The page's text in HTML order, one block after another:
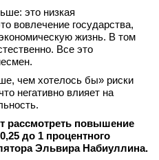
это низкая
вовлечение государства,
жизнь. В том
Все это
чем хотелось бы» риски
негативно влияет на
рассмотреть повышение
до 1 процентного
Эльвира Набиуллина.